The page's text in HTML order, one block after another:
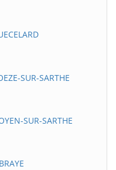
SUR-SARTHE
SUR-SARTHE